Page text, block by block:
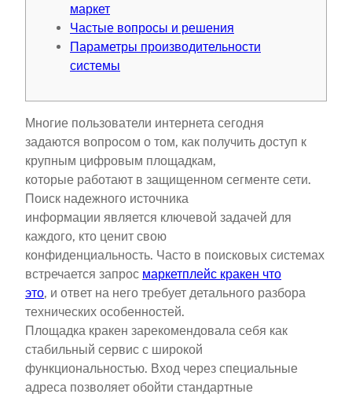
маркет
Частые вопросы и решения
Параметры производительности
системы
Многие пользователи интернета сегодня
задаются вопросом о том, как получить доступ к
крупным цифровым площадкам,
которые работают в защищенном сегменте сети.
Поиск надежного источника
информации является ключевой задачей для
каждого, кто ценит свою
конфиденциальность. Часто в поисковых системах
встречается запрос маркетплейс кракен что
это, и ответ на него требует детального разбора
технических особенностей.
Площадка кракен зарекомендовала себя как
стабильный сервис с широкой
функциональностью. Вход через специальные
адреса позволяет обойти стандартные